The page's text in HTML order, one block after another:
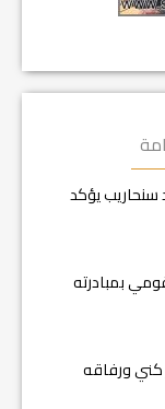
يؤكد
بمبادرته
عزيز كني ورفاقه